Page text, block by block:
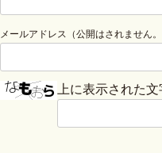
メールアドレス（公開はされません。
上に表示された